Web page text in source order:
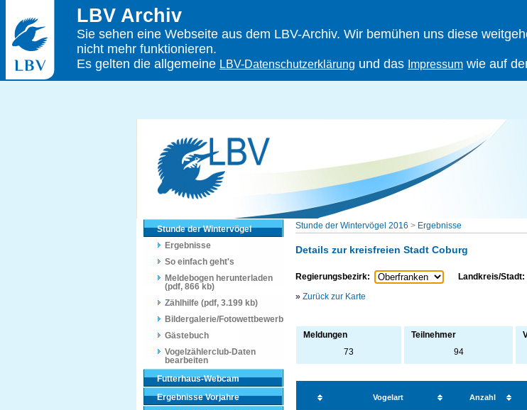
LBV Archiv
Sie sehen eine Webseite aus dem LBV-Archiv. Wir bemühen uns diese
nicht mehr funktionieren.
Es gelten die allgemeine LBV-Datenschutzerklärung und das Impressum wie auf
Stunde der Wintervögel
Ergebnisse
So einfach geht's
Meldebogen herunterladen
(pdf, 866 kb)
Zählhilfe (pdf, 3.199 kb)
Bildergalerie/Fotowettbewerb
Gästebuch
Vogelzählerclub-Daten
bearbeiten
Futterhaus-Webcam
Ergebnisse Vorjahre
Stunde der Wintervögel 2016 > Ergebnisse
Details zur kreisfreien Stadt Coburg
Regierungsbezirk:
Landkreis/Stadt:
» Zurück zur Karte
Meldungen Teilnehmer
73
94
Vogelart Anzahl